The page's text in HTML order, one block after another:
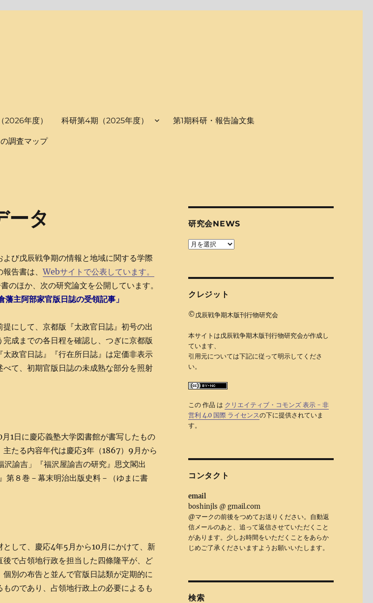
2026年度） 科研第4期（2025年度） 第1期科研・報告論文集
の調査マップ
ータ
び戊辰戦争期の情報と地域に関する学際
報告書は、Webサイトで公表しています。
のほか、次の研究論文を公開しています。
主阿部家官版日誌の受領記事」
にして、京都版『太政官日誌』初号の出
成までの各日程を確認し、つぎに京都版
政官日誌』『行在所日誌』は定価非表示
て、初期官版日誌の未成熟な部分を照射
1日に慶応義塾大学図書館が書写したもの
たる内容年代は慶応3年（1867）9月から
諭吉」『福沢屋諭吉の研究』思文閣出
第８巻－幕末明治出版史料－（ゆまに書
として、慶応4年5月から10月にかけて、新
で占領地行政を担当した四條隆平が、ど
別の布告と並んで官版日誌類が定期的に
のであり、占領地行政上の必要によるも
研究会NEWS
研
クレジット
©戊辰戦争期木版刊行物研究会
本サイトは戊辰戦争期木版刊行物研究会が作成し
ています、
引用元については下記に従って明示してくださ
い。
この 作品 は クリエイティブ・コモンズ 表示 - 非
営利 4.0 国際 ライセンスの下に提供されていま
す。
コンタクト
email
boshinjls @ gmail.com
@マークの前後をつめてお送りください。自動返
信メールのあと、追って返信させていただくこと
があります。少しお時間をいただくことをあらか
じめご了承くださいますようお願いいたします。
検索